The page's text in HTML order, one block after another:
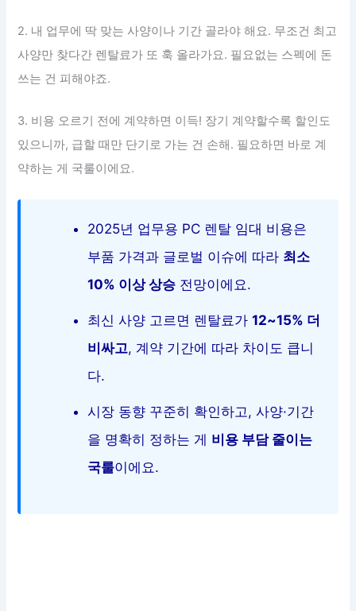
2. 내 업무에 딱 맞는 사양이나 기간 골라야 해요. 무조건 최고
사양만 찾다간 렌탈료가 또 훅 올라가요. 필요없는 스펙에 돈
쓰는 건 피해야죠.
3. 비용 오르기 전에 계약하면 이득! 장기 계약할수록 할인도
있으니까, 급할 때만 단기로 가는 건 손해. 필요하면 바로 계
약하는 게 국룰이에요.
2025년 업무용 PC 렌탈 임대 비용은
부품 가격과 글로벌 이슈에 따라 최소
10% 이상 상승 전망이에요.
최신 사양 고르면 렌탈료가12~15% 더
비싸고, 계약 기간에 따라 차이도 큽니
다.
시장 동향 꾸준히 확인하고, 사양·기간
을 명확히 정하는 게 비용 부담 줄이는
국룰이에요.